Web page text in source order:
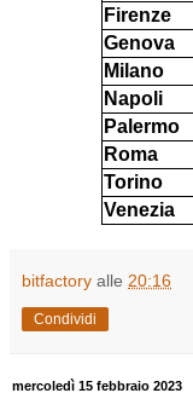
Firenze
Genova
Milano
Napoli
Palermo
Roma
Torino
Venezia
bitfactory alle 20:16
Condividi
mercoledì 15 febbraio 2023